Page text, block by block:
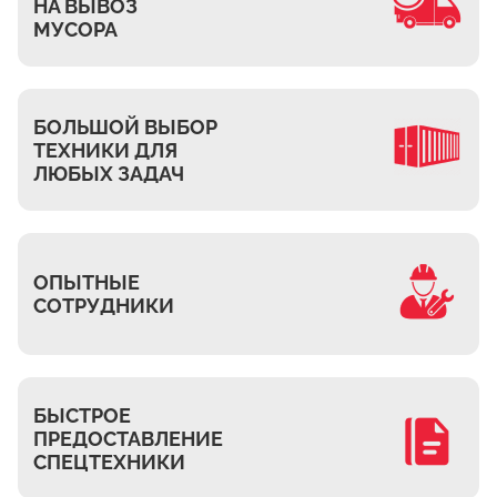
Жуково
Сельцо
КП Новая Европа
Малаховка
Мирный
Пехорка
Жилино-2
НА ВЫВОЗ
МУСОРА
БОЛЬШОЙ ВЫБОР
ТЕХНИКИ ДЛЯ
ЛЮБЫХ ЗАДАЧ
ОПЫТНЫЕ
СОТРУДНИКИ
БЫСТРОЕ
ПРЕДОСТАВЛЕНИЕ
СПЕЦТЕХНИКИ